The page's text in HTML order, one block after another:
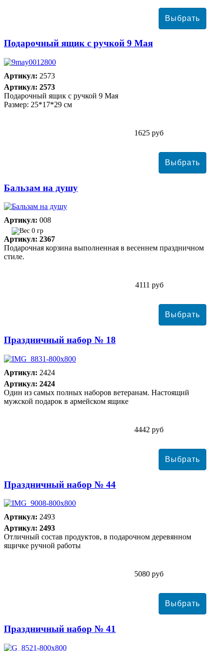
Подарочный ящик с ручкой 9 Мая
Артикул: 2573
Артикул: 2573
Подарочный ящик с ручкой 9 Мая
Размер: 25*17*29 см
1625 руб
Бальзам на душу
Артикул: 008
0 гр
Артикул: 2367
Подарочная корзина выполненная в весеннем праздничном
стиле.
4111 руб
Праздничный набор № 18
Артикул: 2424
Артикул: 2424
Один из самых полных наборов ветеранам. Настоящий
мужской подарок в армейском ящике
4442 руб
Праздничный набор № 44
Артикул: 2493
Артикул: 2493
Отличный состав продуктов, в подарочном деревянном
ящичке ручной работы
5080 руб
Праздничный набор № 41